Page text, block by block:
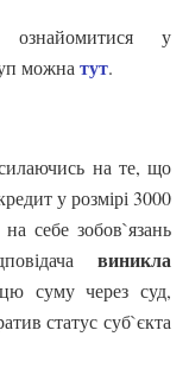
у
можна тут.
на те, що
у розмірі 3000
себе зобов`язань
виникла
суму через суд,
статус суб`єкта